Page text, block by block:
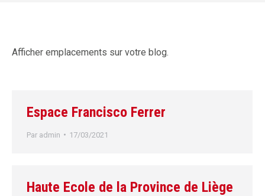
Afficher emplacements sur votre blog.
Espace Francisco Ferrer
Par admin 17/03/2021
Haute Ecole de la Province de Liège